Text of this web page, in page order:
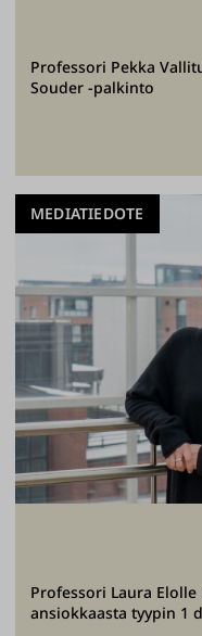
Professori Pekka
Souder -palkinto
Professori Laura
ansiokkaasta tyypin 1
MEDIATIEDOTE